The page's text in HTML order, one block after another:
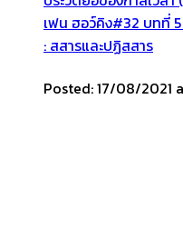
เฟน ฮอว์คิง#32 บทที่
: สสารและปฏิสสาร
Posted: 17/08/2021